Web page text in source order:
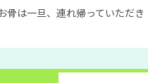
骨は一旦、連れ帰っていただき